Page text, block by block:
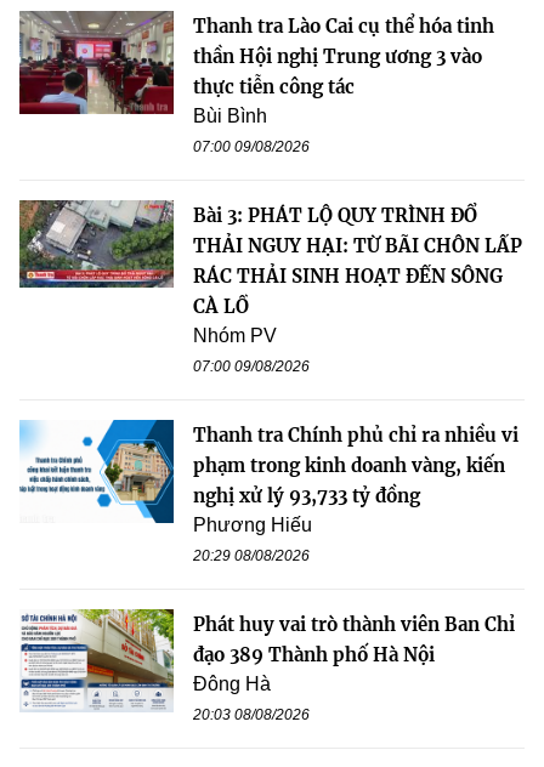
Thanh tra Lào Cai cụ thể hóa tinh
thần Hội nghị Trung ương 3 vào
thực tiễn công tác
Bùi Bình
07:00 09/08/2026
Bài 3: PHÁT LỘ QUY TRÌNH ĐỔ
THẢI NGUY HẠI: TỪ BÃI CHÔN LẤP
RÁC THẢI SINH HOẠT ĐẾN SÔNG
CÀ LỒ
Nhóm PV
07:00 09/08/2026
Thanh tra Chính phủ chỉ ra nhiều vi
phạm trong kinh doanh vàng, kiến
nghị xử lý 93,733 tỷ đồng
Phương Hiếu
20:29 08/08/2026
Phát huy vai trò thành viên Ban Chỉ
đạo 389 Thành phố Hà Nội
Đông Hà
20:03 08/08/2026